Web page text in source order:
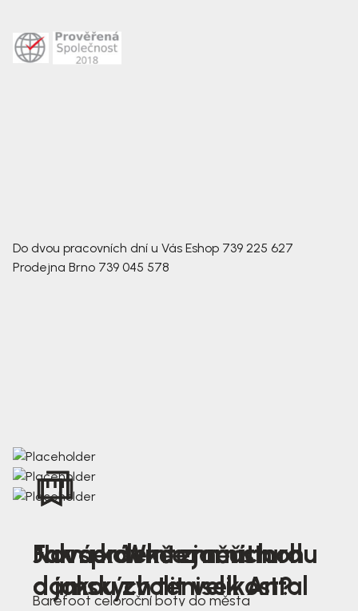
Do dvou pracovních dní u Vás Eshop 739 225 627
Prodejna Brno 739 045 578
Nová kolekce jarních
dámských tenisek Antal
Jak správně změřit nohu
a jakou zvolit velikost?
Farmer Winter mustard
Barefoot celoroční boty do města